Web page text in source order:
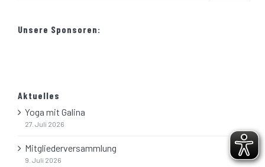
Unsere Sponsoren:
Aktuelles
Yoga mit Galina
27. Juli 2026
Mitgliederversammlung
9. Juli 2026
Suche
nach: